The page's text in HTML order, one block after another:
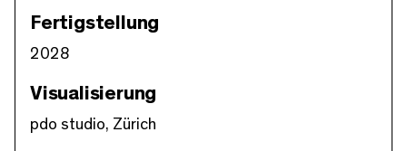
Fertigstellung
2028
Visualisierung
pdo studio, Zürich